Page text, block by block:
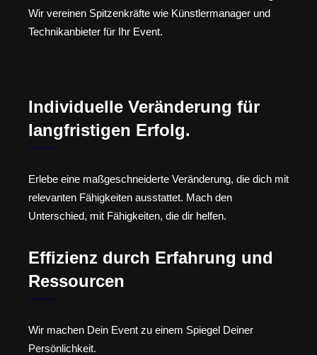
Wir vereinen Spitzenkräfte wie Künstlermanager und
Technikanbieter für Ihr Event.
Individuelle Veränderung für
langfristigen Erfolg.
Erlebe eine maßgeschneiderte Veränderung, die dich mit
relevanten Fähigkeiten ausstattet. Mach den
Unterschied, mit Fähigkeiten, die dir helfen.
Effizienz durch Erfahrung und
Ressourcen
Wir machen Dein Event zu einem Spiegel Deiner
Persönlichkeit.